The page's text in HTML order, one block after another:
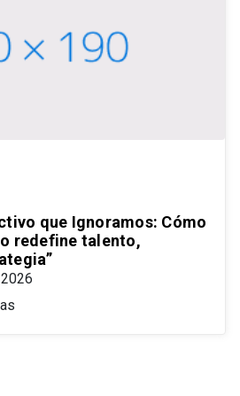
que Ignoramos: Cómo
redefine talento,